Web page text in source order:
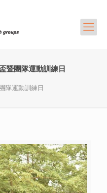
暨團隊運動訓練日
隊運動訓練日